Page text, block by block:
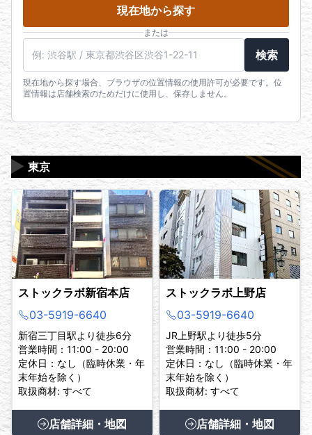
現在地から探す
または
検索
現在地から探す場合、ブラウザの位置情報の使用許可が必要です。位
置情報は店舗検索のためだけに使用し、保存しません。
東京
▶
ストックラボ新宿本店
03-5919-6640
新宿三丁目駅より徒歩6分
営業時間：11:00 - 20:00
定休日：なし（臨時休業・年
末年始を除く）
取扱商材: すべて
店舗詳細・地図
ストックラボ上野店
03-5919-6640
JR上野駅より徒歩5分
営業時間：11:00 - 20:00
定休日：なし（臨時休業・年
末年始を除く）
取扱商材: すべて
店舗詳細・地図